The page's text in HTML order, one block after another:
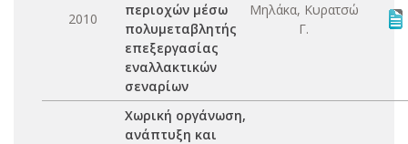
2010
περιοχών μέσω
πολυμεταβλητής
επεξεργασίας
εναλλακτικών
σεναρίων
Μηλάκα, Κυρατσώ
Γ.
Χωρική οργάνωση,
ανάπτυξη και